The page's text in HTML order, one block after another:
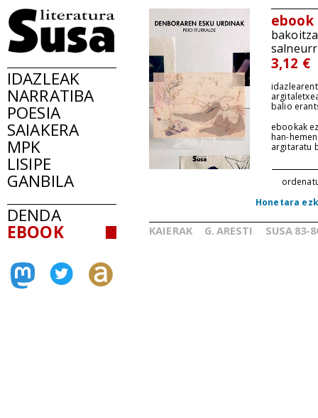
IDAZLEAK
NARRATIBA
POESIA
SAIAKERA
MPK
LISIPE
GANBILA
DENDA
EBOOK
ebook
3,12 €
balio
ebookak
han-
argitaratu
Honetara
KAIERAK G. ARESTI SUSA 83-